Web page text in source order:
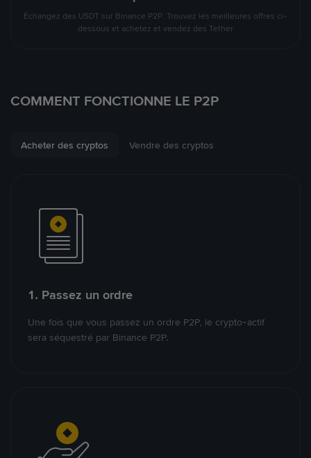
Échangez des USDT sur Binance P2P. Trouvez les meilleures offres ci-
dessous et achetez et vendez des Tether
COMMENT FONCTIONNE LE P2P
Acheter des cryptos Vendre des cryptos
1. Passez un ordre
Une fois que vous passez un ordre P2P, le crypto-actif
sera séquestré par Binance P2P.